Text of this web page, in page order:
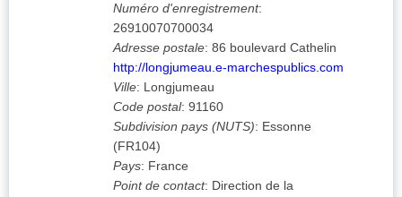
Numéro d'enregistrement:
26910070700034
Adresse postale: 86 boulevard Cathelin
http://longjumeau.e-marchespublics.com
Ville: Longjumeau
Code postal: 91160
Subdivision pays (NUTS): Essonne
(FR104)
Pays: France
Point de contact: Direction de la